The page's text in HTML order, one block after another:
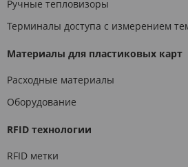
Ручные тепловизоры
Терминалы доступа с измерением
Материалы для пластиковых карт
Расходные материалы
Оборудование
RFID технологии
RFID метки